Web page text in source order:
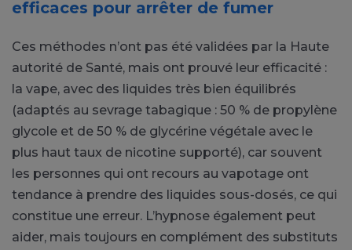
efficaces pour arrêter de fumer
Ces méthodes n’ont pas été validées par la Haute
autorité de Santé, mais ont prouvé leur efficacité :
la vape, avec des liquides très bien équilibrés
(adaptés au sevrage tabagique : 50 % de propylène
glycole et de 50 % de glycérine végétale avec le
plus haut taux de nicotine supporté), car souvent
les personnes qui ont recours au vapotage ont
tendance à prendre des liquides sous-dosés, ce qui
constitue une erreur. L’hypnose également peut
aider, mais toujours en complément des substituts